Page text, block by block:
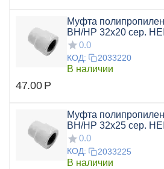
Муфта
ВН/НР 32x20 сер.
0.0
КОД: 2033220
В наличии
47.00 Р
Муфта
ВН/НР 32x25 сер.
0.0
КОД: 2033225
В наличии